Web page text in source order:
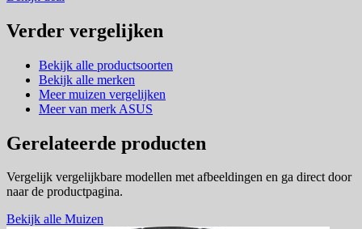
Verder vergelijken
Bekijk alle productsoorten
Bekijk alle merken
Meer muizen vergelijken
Meer van merk ASUS
Gerelateerde producten
Vergelijk vergelijkbare modellen met afbeeldingen en ga direct door
naar de productpagina.
Bekijk alle Muizen